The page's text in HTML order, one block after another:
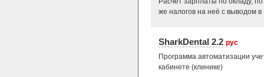
же налогов на неё с выводом в
SharkDental 2.2 рус
Программа автоматизации
кабинете (клинике)